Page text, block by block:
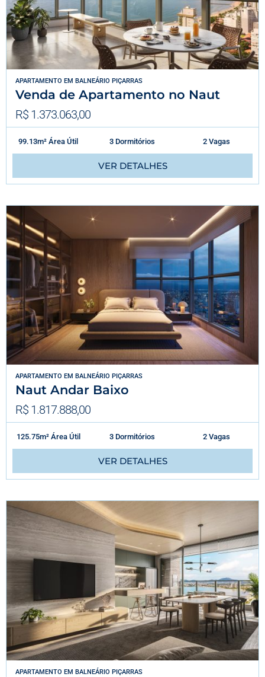
APARTAMENTO EM BALNEÁRIO PIÇARRAS
Venda de Apartamento no Naut
R$ 1.373.063,00
99.13m² Área Útil 3 Dormitórios 2 Vagas
VER DETALHES
APARTAMENTO EM BALNEÁRIO PIÇARRAS
Naut Andar Baixo
R$ 1.817.888,00
125.75m² Área Útil 3 Dormitórios 2 Vagas
VER DETALHES
APARTAMENTO EM BALNEÁRIO PIÇARRAS